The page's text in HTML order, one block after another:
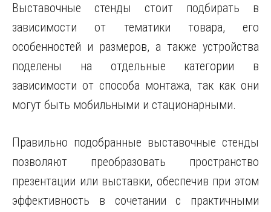
Выставочные стенды стоит подбирать в
зависимости от тематики товара, его
особенностей и размеров, а также устройства
поделены на отдельные категории в
зависимости от способа монтажа, так как они
могут быть мобильными и стационарными.
Правильно подобранные выставочные стенды
позволяют преобразовать пространство
презентации или выставки, обеспечив при этом
эффективность в сочетании с практичными